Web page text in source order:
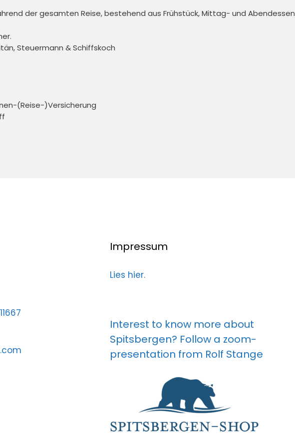
der gesamten Reise, bestehend aus Frühstück, Mittag- und
Steuermann & Schiffskoch
(Reise-)Versicherung
Impressum
Lies hier.
Interest to know more about
Spitsbergen? Follow a zoom-
presentation from Rolf Stange